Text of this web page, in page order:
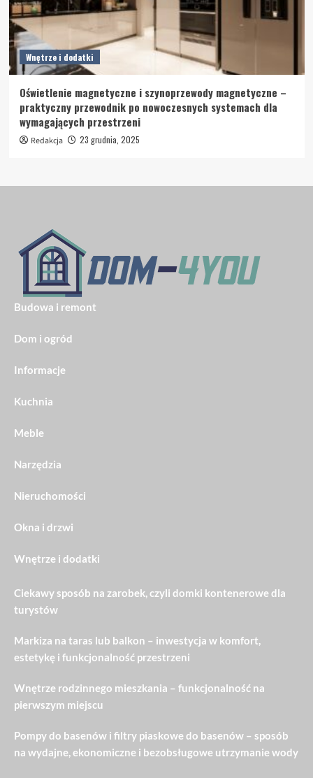
Wnętrze i dodatki
Oświetlenie magnetyczne i szynoprzewody magnetyczne –
praktyczny przewodnik po nowoczesnych systemach dla
wymagających przestrzeni
Redakcja 23 grudnia, 2025
Budowa i remont
Dom i ogród
Informacje
Kuchnia
Meble
Narzędzia
Nieruchomości
Okna i drzwi
Wnętrze i dodatki
Ciekawy sposób na zarobek, czyli domki kontenerowe dla
turystów
Markiza na taras lub balkon – inwestycja w komfort,
estetykę i funkcjonalność przestrzeni
Wnętrze rodzinnego mieszkania – funkcjonalność na
pierwszym miejscu
Pompy do basenów i filtry piaskowe do basenów – sposób
na wydajne, ekonomiczne i bezobsługowe utrzymanie wody